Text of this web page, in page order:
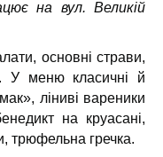
на вул. Великій
основні страви,
У меню класичні й
ліниві вареники
на круасані,
трюфельна гречка.